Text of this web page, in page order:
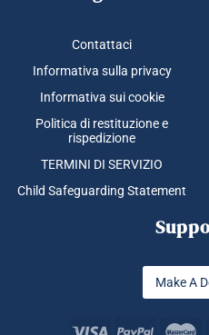
Contattaci
Informativa sulla privacy
Informativa sui cookie
Politica di restituzione e
rispedizione
TERMINI DI SERVIZIO
Child Safeguarding Statement
Make A